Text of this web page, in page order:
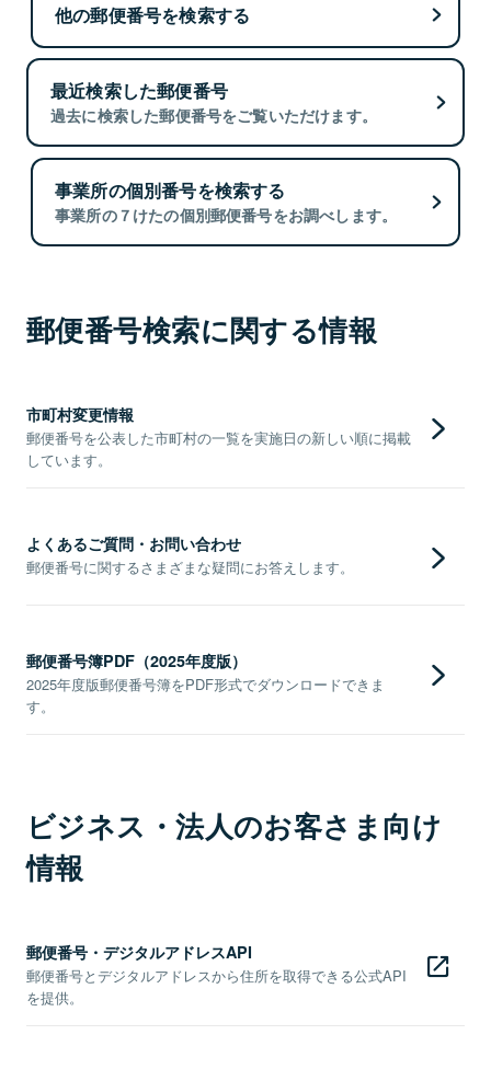
他の郵便番号を検索する
最近検索した郵便番号
過去に検索した郵便番号をご覧いただけます。
事業所の個別番号を検索する
事業所の７けたの個別郵便番号をお調べします。
郵便番号検索に関する情報
市町村変更情報
郵便番号を公表した市町村の一覧を実施日の新しい順に掲載
しています。
よくあるご質問・お問い合わせ
郵便番号に関するさまざまな疑問にお答えします。
郵便番号簿PDF（2025年度版）
2025年度版郵便番号簿をPDF形式でダウンロードできま
す。
ビジネス・法人のお客さま向け
情報
郵便番号・デジタルアドレスAPI
郵便番号とデジタルアドレスから住所を取得できる公式API
を提供。